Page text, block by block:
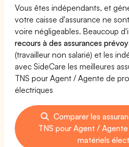
Vous êtes indépendants, et
votre caisse d'assurance ne
voire négligeables. Beaucoup
recours à des assurances
(travailleur non salarié) et les
avec SideCare les meilleures
TNS pour Agent / Agente de
électriques
Comparer les
TNS pour Agent /
matériels